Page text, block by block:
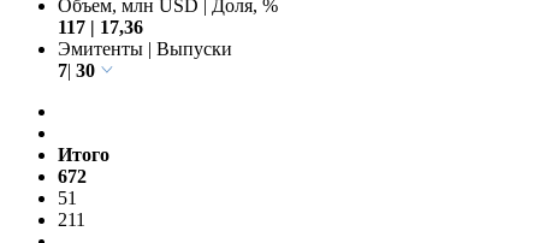
Объем, млн USD | Доля, %
117 | 17,36
Эмитенты | Выпуски
7| 30
Итого
672
51
211